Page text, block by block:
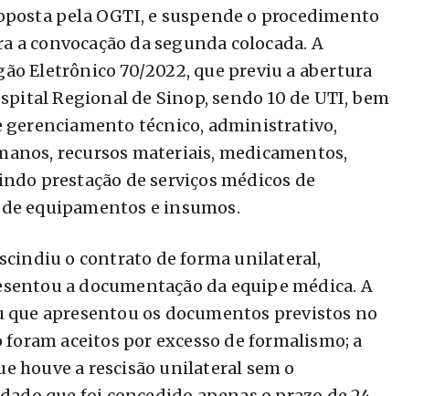
pela OGTI, e suspende o procedimento
convocação da segunda colocada. A
Eletrônico 70/2022, que previu a abertura
Regional de Sinop, sendo 10 de UTI, bem
gerenciamento técnico, administrativo,
recursos materiais, medicamentos,
prestação de serviços médicos de
equipamentos e insumos.
o contrato de forma unilateral,
a documentação da equipe médica. A
que apresentou os documentos previstos no
aceitos por excesso de formalismo; a
houve a rescisão unilateral sem o